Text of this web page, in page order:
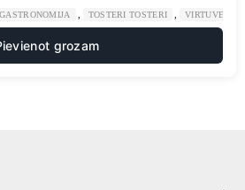
GASTRONOMIJA TOSTERI TOSTERI VIRTUVE
grozam